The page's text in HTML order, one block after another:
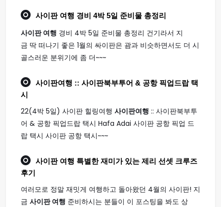
사이판 여행 경비 4박 5일 준비물 총정리
사이판 여행 경비 4박 5일 준비물 총정리 건기라서 지
금 딱 떠나기 좋은 1월의 싸이판은 괌과 비슷하면서도 더 시
골스러운 분위기에 좀 더~~~
사이판여행 :: 사이판북부투어 & 공항 픽업드랍 택
시
22(4박 5일) 사이판 힐링여행 사이판여행 :: 사이판북부투
어 & 공항 픽업드랍 택시 Hafa Adai 사이판 공항 픽업 드
랍 택시 사이판 공항 택시~~~
사이판 여행 특별한 재미가 있는 제리 선셋 크루즈
후기
여러모로 정말 재밋게 여행하고 돌아왔던 4월의 사이판! 지
금 사이판 여행 준비하시는 분들이 이 포스팅을 봐도 상